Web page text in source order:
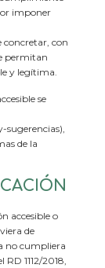
imponer
concretar, con
permitan
y legítima.
se
sugerencias),
de la
accesible o
de
no cumpliera
1112/2018,